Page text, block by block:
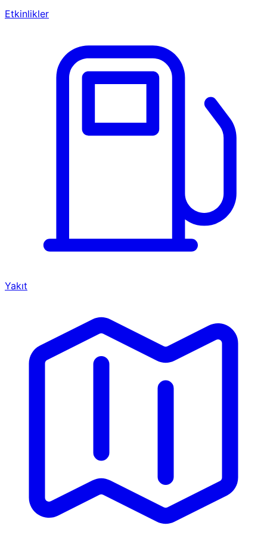
Etkinlikler
Yakıt